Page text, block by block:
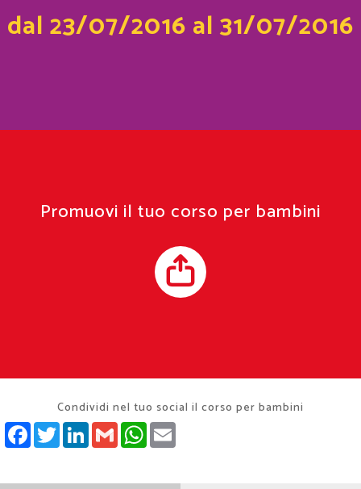
dal 23/07/2016 al 31/07/2016
Promuovi il tuo corso per bambini
Condividi nel tuo social il corso per bambini
FACEBOOK
TWITTERLINKEDIN
GMAILWHATSAPP